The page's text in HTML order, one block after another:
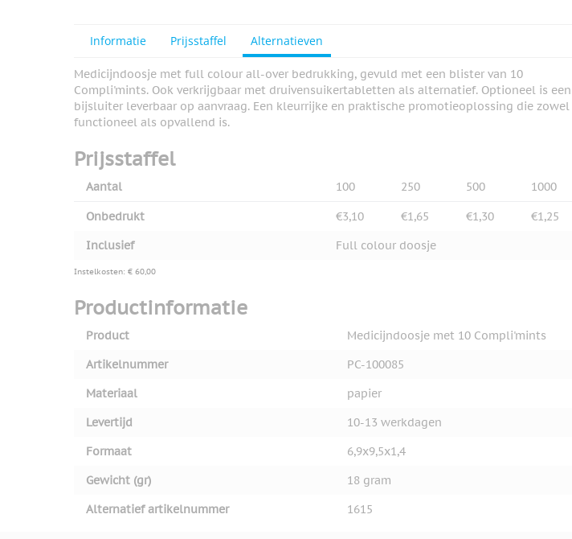
Informatie Prijsstaffel Alternatieven
Medicijndoosje met full colour all-over bedrukking, gevuld met een blister van 10
Compli'mints. Ook verkrijgbaar met druivensuikertabletten als alternatief. Optioneel is een
bijsluiter leverbaar op aanvraag. Een kleurrijke en praktische promotieoplossing die zowel
functioneel als opvallend is.
Prijsstaffel
Aantal 100 250 500 1000
Onbedrukt €3,10 €1,65 €1,30
€1,25
Inclusief
Full colour doosje
Instelkosten: € 60,00
Productinformatie
Product
Medicijndoosje met 10 Compli'mints
Artikelnummer
PC-100085
Materiaal
papier
Levertijd
10-13 werkdagen
Formaat
6,9x9,5x1,4
Gewicht (gr)
18 gram
Alternatief artikelnummer
1615